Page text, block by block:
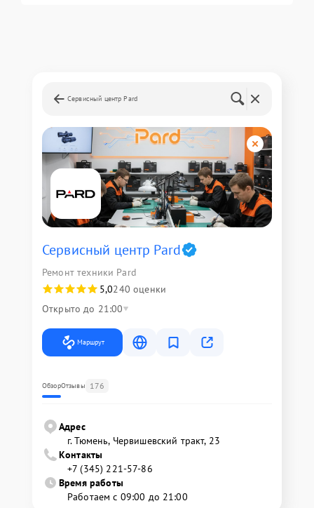
Сервисный центр Pard
Сервисный центр Pard
Ремонт техники Pard
5,0240 оценки
Открыто до 21:00
Маршрут
ОбзорОтзывы 176
Адрес
г. Тюмень, ​Червишевский тракт, 23
Контакты
+7 (345) 221-57-86
Время работы
Работаем с 09:00 до 21:00